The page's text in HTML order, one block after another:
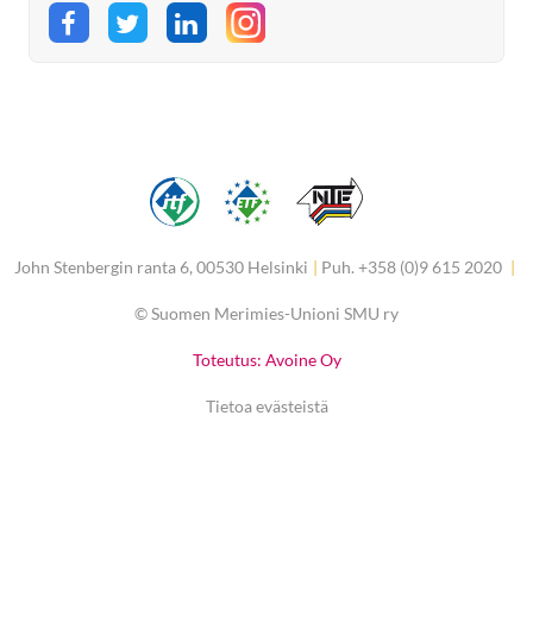
Jaa Facebookissa
Jaa Twitterissä
Jaa LinkedInissä
John Stenbergin ranta 6, 00530 Helsinki | Puh. +358 (0)9 615 2020 |
©Suomen Merimies-Unioni SMU ry
Toteutus: Avoine Oy
Tietoa evästeistä